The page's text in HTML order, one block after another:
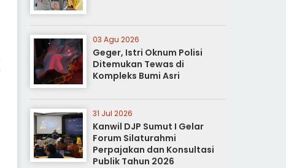
03 Agu 2026
Geger, Istri Oknum Polisi
Ditemukan Tewas di
Kompleks Bumi Asri
31 Jul 2026
Kanwil DJP Sumut I Gelar
Forum Silaturahmi
Perpajakan dan Konsultasi
Publik Tahun 2026